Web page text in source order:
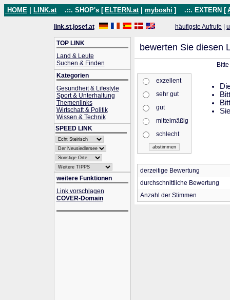
HOME LINK.at .::. SHOP's [ ELTERN.at myboshi ] .::. EXTERN [
link.st.josef.at häufigste Aufrufe
TOP LINK
Land & Leute
Suchen & Finden
Kategorien
Gesundheit & Lifestyle
Sport & Unterhaltung
Themenlinks
Wirtschaft & Politik
Wissen & Technik
SPEED LINK
weitere Funktionen
Link vorschlagen
COVER-Domain
bewerten Sie diesen
exzellent
sehr gut
gut
mittelmäßig
schlecht
derzeitige Bewertung
durchschnittliche Bewertung
Anzahl der Stimmen